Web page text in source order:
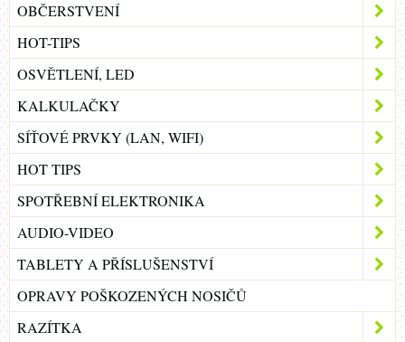
OBČERSTVENÍ
HOT-TIPS
OSVĚTLENÍ, LED
KALKULAČKY
SÍŤOVÉ PRVKY (LAN, WIFI)
HOT TIPS
SPOTŘEBNÍ ELEKTRONIKA
AUDIO-VIDEO
TABLETY A PŘÍSLUŠENSTVÍ
OPRAVY POŠKOZENÝCH NOSIČŮ
RAZÍTKA